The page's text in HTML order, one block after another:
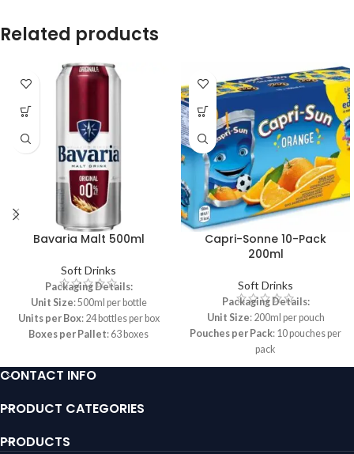
Related products
Bavaria Malt 500ml
Soft Drinks
Packaging Details:
Unit Size: 500ml per bottle
Units per Box: 24 bottles per box
Boxes per Pallet: 63 boxes
Capri-Sonne 10-Pack
200ml
Soft Drinks
Packaging Details:
Unit Size: 200ml per pouch
Pouches per Pack: 10 pouches per
pack
Packs per Box: 4 packs per box
CONTACT INFO
PRODUCT CATEGORIES
PRODUCTS